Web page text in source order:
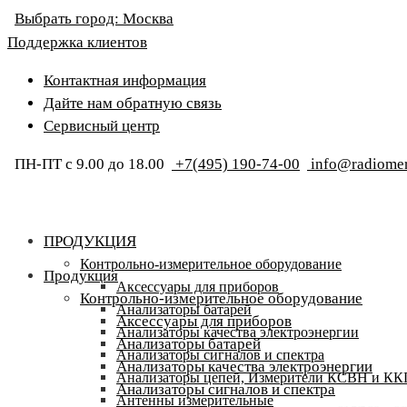
Выбрать город: Москва
Поддержка клиентов
Контактная информация
Дайте нам обратную связь
Сервисный центр
ПН-ПТ с 9.00 до 18.00 +7(495) 190-74-00
ПРОДУКЦИЯ
Контрольно-измерительное оборудование
Аксессуары для приборов
Анализаторы батарей
Анализаторы качества электроэнергии
Анализаторы сигналов и спектра
Анализаторы цепей, Измерители КСВН и
Антенны измерительные
Продукция
Контрольно-измерительное оборудование
Аксессуары для приборов
Анализаторы батарей
Анализаторы качества электроэнергии
Анализаторы сигналов и спектра